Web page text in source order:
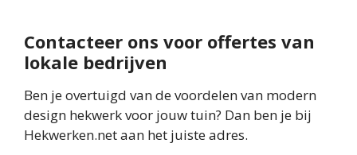
Contacteer ons voor offertes van
lokale bedrijven
Ben je overtuigd van de voordelen van modern
design hekwerk voor jouw tuin? Dan ben je bij
Hekwerken.net aan het juiste adres.